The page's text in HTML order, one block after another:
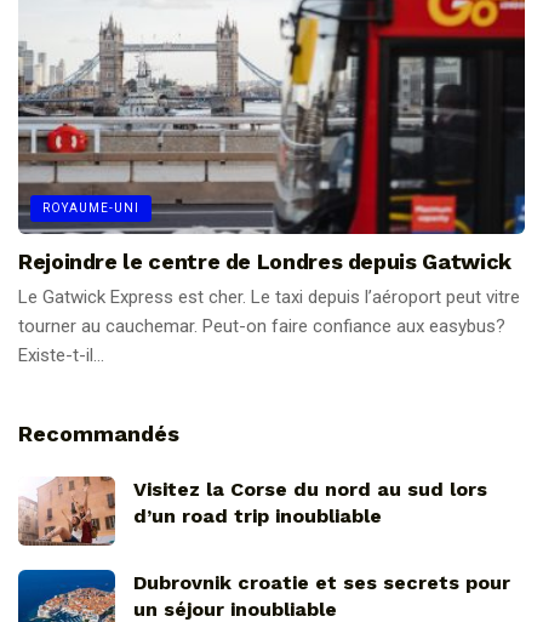
ROYAUME-UNI
Rejoindre le centre de Londres depuis Gatwick
Le Gatwick Express est cher. Le taxi depuis l’aéroport peut vitre
tourner au cauchemar. Peut-on faire confiance aux easybus?
Existe-t-il...
Recommandés
Visitez la Corse du nord au sud lors
d’un road trip inoubliable
Dubrovnik croatie et ses secrets pour
un séjour inoubliable